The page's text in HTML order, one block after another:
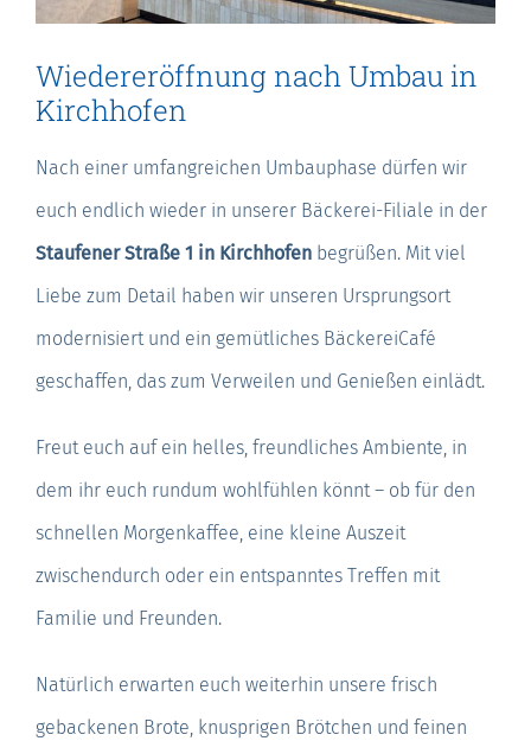
Wiedereröffnung nach Umbau in
Kirchhofen
Nach einer umfangreichen Umbauphase dürfen wir
euch endlich wieder in unserer Bäckerei-Filiale in der
Staufener Straße 1 in Kirchhofenbegrüßen. Mit viel
Liebe zum Detail haben wir unseren Ursprungsort
modernisiert und ein gemütliches BäckereiCafé
geschaffen, das zum Verweilen und Genießen einlädt.
Freut euch auf ein helles, freundliches Ambiente, in
dem ihr euch rundum wohlfühlen könnt – ob für den
schnellen Morgenkaffee, eine kleine Auszeit
zwischendurch oder ein entspanntes Treffen mit
Familie und Freunden.
Natürlich erwarten euch weiterhin unsere frisch
gebackenen Brote, knusprigen Brötchen und feinen